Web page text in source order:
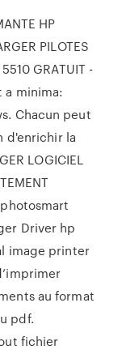
HP
PILOTES
GRATUIT -
a minima:
Chacun peut
d'enrichir la
LOGICIEL
Driver hp
image printer
au format
pdf.
fichier